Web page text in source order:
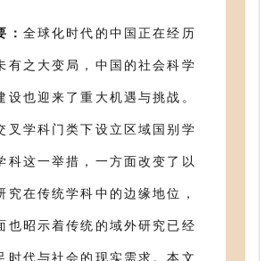
： 全球化时代的中国正在经历
有之大变局，中国的社会科学
设也迎来了重大机遇与挑战。
叉学科门类下设立区域国别学
科这一举措，一方面改变了以
究在传统学科中的边缘地位，
也昭示着传统的域外研究已经
时代与社会的现实需求。本文